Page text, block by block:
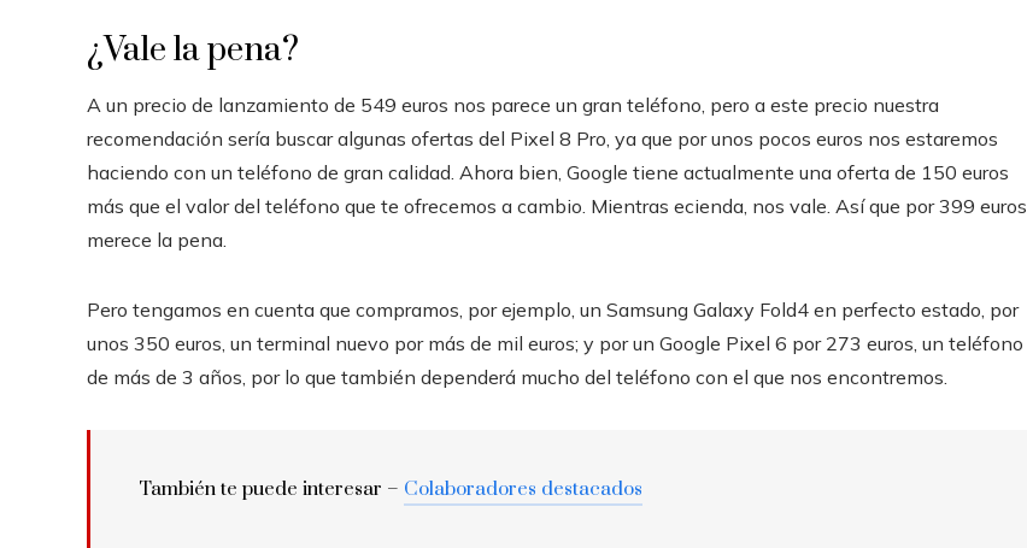
¿Vale la pena?
A un precio de lanzamiento de 549 euros nos parece un gran teléfono, pero a este precio nuestra
recomendación sería buscar algunas ofertas del Pixel 8 Pro, ya que por unos pocos euros nos estaremos
haciendo con un teléfono de gran calidad. Ahora bien, Google tiene actualmente una oferta de 150 euros
más que el valor del teléfono que te ofrecemos a cambio. Mientras ecienda, nos vale. Así que por 399 euros
merece la pena.
Pero tengamos en cuenta que compramos, por ejemplo, un Samsung Galaxy Fold4 en perfecto estado, por
unos 350 euros, un terminal nuevo por más de mil euros; y por un Google Pixel 6 por 273 euros, un teléfono
de más de 3 años, por lo que también dependerá mucho del teléfono con el que nos encontremos.
También te puede interesar – Colaboradores destacados